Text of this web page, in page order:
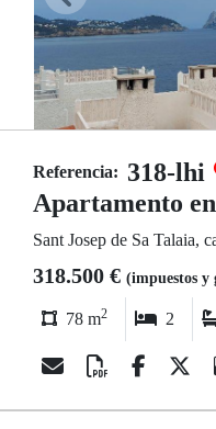
Referencia: 318-lhi
Apartamento
Sant Josep de Sa Talaia,
318.500 € (impuestos y
78 m2 2